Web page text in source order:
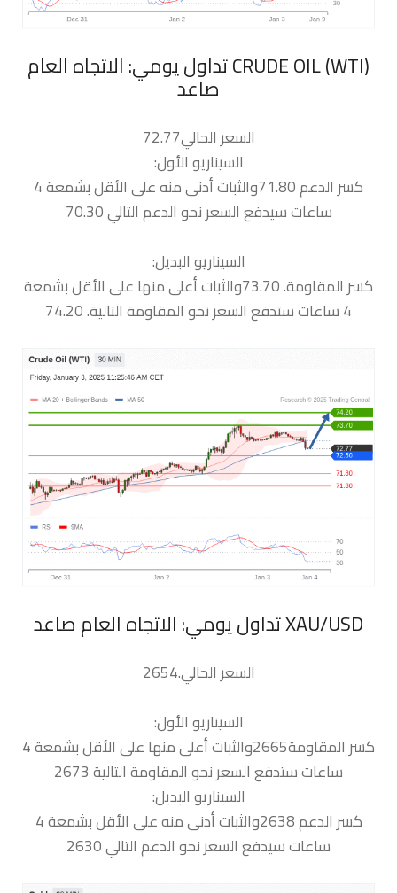
‏CRUDE OIL (WTI) تداول يومي: الاتجاه العام
صاعد
السعر الحالي72.77
السيناريو الأول:
كسر الدعم 71.80والثبات أدنى منه على الأقل بشمعة 4
ساعات سيدفع السعر نحو الدعم التالي 70.30
السيناريو البديل:
كسر المقاومة. 73.70والثبات أعلى منها على الأقل بشمعة
4 ساعات ستدفع السعر نحو المقاومة التالية. 74.20
السعر الحالي.2654
السيناريو الأول:
كسر المقاومة2665والثبات أعلى منها على الأقل بشمعة 4
ساعات ستدفع السعر نحو المقاومة التالية 2673
السيناريو البديل:
كسر الدعم 2638والثبات أدنى منه على الأقل بشمعة 4
ساعات سيدفع السعر نحو الدعم التالي 2630